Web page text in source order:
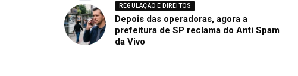
REGULAÇÃO E DIREITOS
Depois das operadoras, agora a
prefeitura de SP reclama do Anti Spam
da Vivo